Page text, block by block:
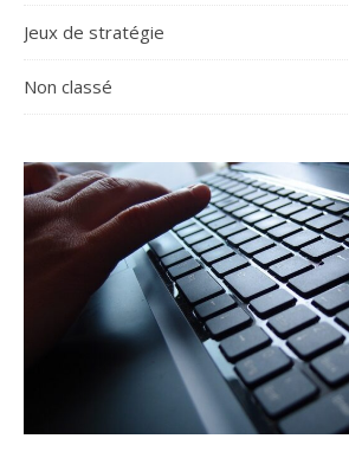
Jeux de stratégie
Non classé